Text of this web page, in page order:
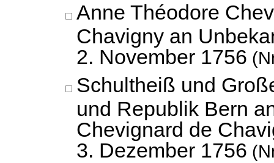
Anne Théodore
Chavigny an
2. November 1756
Schultheiß und
und Republik Bern
Chevignard de
3. Dezember 1756